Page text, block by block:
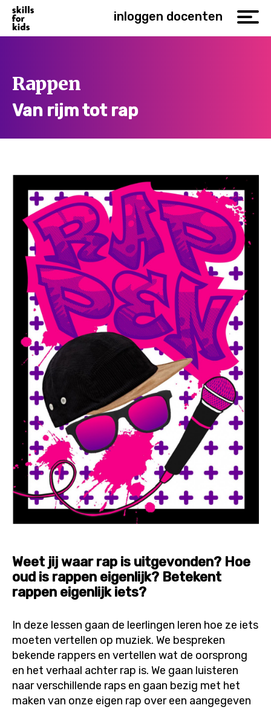
inloggen docenten
Rappen
Van rijm tot rap
Weet jij waar rap is uitgevonden? Hoe
oud is rappen eigenlijk? Betekent
rappen eigenlijk iets?
In deze lessen gaan de leerlingen leren hoe ze iets
moeten vertellen op muziek. We bespreken
bekende rappers en vertellen wat de oorsprong
en het verhaal achter rap is. We gaan luisteren
naar verschillende raps en gaan bezig met het
maken van onze eigen rap over een aangegeven